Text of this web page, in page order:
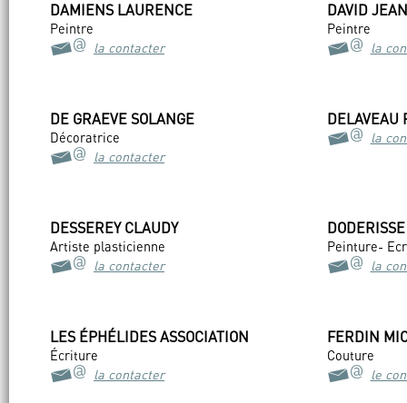
DAMIENS LAURENCE
Peintre
la contacter
DAVID
Peintre
la
DE GRAEVE SOLANGE
Décoratrice
la contacter
DELAVEAU
la
DESSEREY CLAUDY
Artiste plasticienne
la contacter
Peinture-
la
LES ÉPHÉLIDES ASSOCIATION
Écriture
la contacter
FERDIN
Couture
le